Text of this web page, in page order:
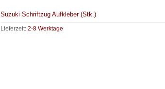
Suzuki Schriftzug Aufkleber (Stk.)
Lieferzeit:2-8 Werktage